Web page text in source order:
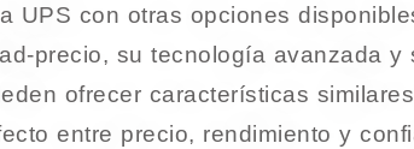
UPS con otras opciones
precio, su tecnología avanzada y
ofrecer características
entre precio, rendimiento y